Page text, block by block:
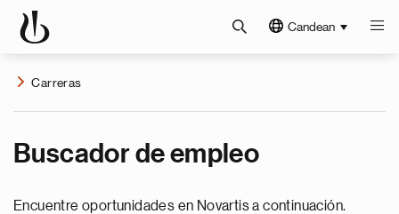
Candean
Carreras
Buscador de empleo
Encuentre oportunidades en Novartis a continuación.